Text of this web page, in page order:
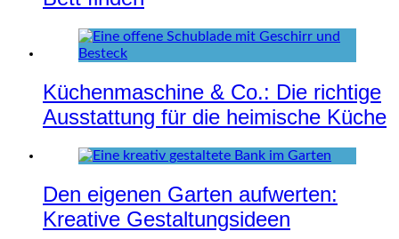
Küchenmaschine & Co.: Die richtige
Ausstattung für die heimische Küche
Den eigenen Garten aufwerten:
Kreative Gestaltungsideen